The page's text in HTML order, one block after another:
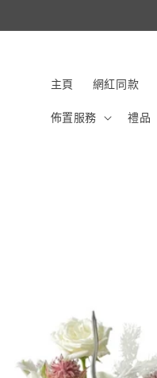
主頁 網紅同款
佈置服務 禮品